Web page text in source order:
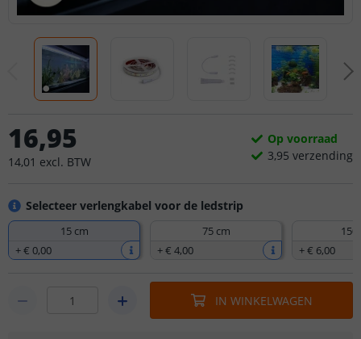
Selecteer verlengkabel voor de ledstrip
15 cm
+€ 0,00
75 cm
+€ 4,00
150
+€ 6,00
16,95
14,01 excl. BTW
Op voorraad
3,95 verzending
IN WINKELWAGEN